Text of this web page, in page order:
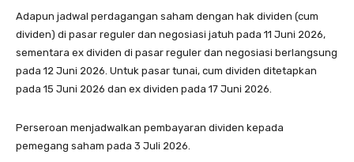
Adapun jadwal perdagangan saham dengan hak dividen (cum
dividen) di pasar reguler dan negosiasi jatuh pada 11 Juni 2026,
sementara ex dividen di pasar reguler dan negosiasi berlangsung
pada 12 Juni 2026. Untuk pasar tunai, cum dividen ditetapkan
pada 15 Juni 2026 dan ex dividen pada 17 Juni 2026.
Perseroan menjadwalkan pembayaran dividen kepada
pemegang saham pada 3 Juli 2026.